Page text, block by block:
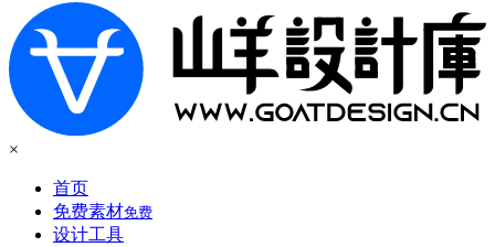
×
首页
免费素材免费
设计工具